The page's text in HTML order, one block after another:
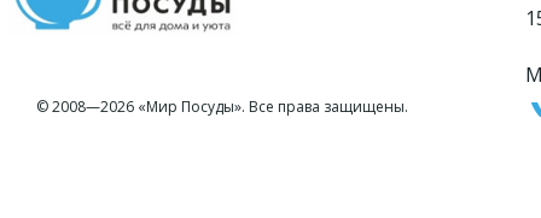
© 2008—2026 «Мир Посуды». Все права защищены.